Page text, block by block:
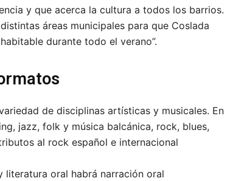
y que acerca la cultura a todos los barrios.
áreas municipales para que Coslada
durante todo el verano”.
de disciplinas artísticas y musicales. En
jazz, folk y música balcánica, rock, blues,
al rock español e internacional
literatura oral habrá narración oral